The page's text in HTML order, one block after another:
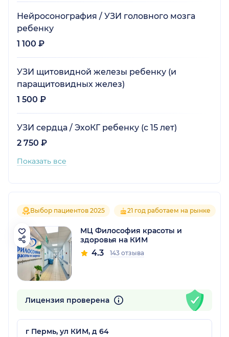
Нейросонография / УЗИ головного мозга
ребенку
1 100 ₽
УЗИ щитовидной железы ребенку (и
паращитовидных желез)
1 500 ₽
УЗИ сердца / ЭхоКГ ребенку (с 15 лет)
2 750 ₽
Показать все
Выбор пациентов 2025 21 год работаем на рынке
МЦ Философия красоты и
здоровья на КИМ
4.3 143 отзыва
Лицензия проверена
г Пермь, ул КИМ, д 64